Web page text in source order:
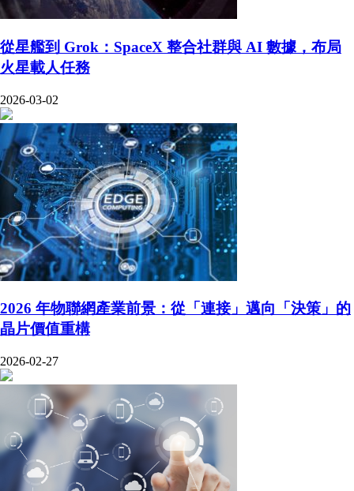
從星艦到 Grok：SpaceX 整合社群與 AI 數據，布局
火星載人任務
2026-03-02
2026 年物聯網產業前景：從「連接」邁向「決策」的
晶片價值重構
2026-02-27